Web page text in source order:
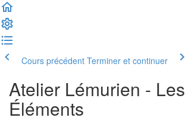
Cours précédent Terminer et continuer
Atelier Lémurien - Les
Éléments